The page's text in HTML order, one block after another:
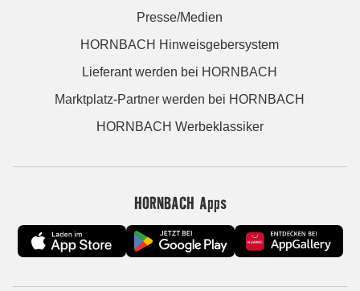
Presse/Medien
HORNBACH Hinweisgebersystem
Lieferant werden bei HORNBACH
Marktplatz-Partner werden bei HORNBACH
HORNBACH Werbeklassiker
HORNBACH Apps